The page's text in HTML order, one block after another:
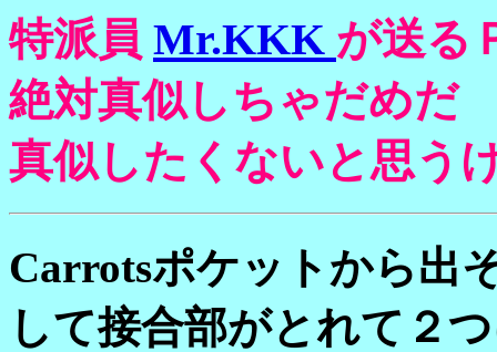
特派員 Mr.KKK が送る
絶対真似しちゃだめだ
真似したくないと思う
Carrotsポケットから出
して接合部がとれて２